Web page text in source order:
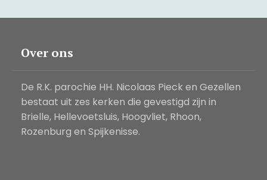
Over ons
De R.K. parochie HH. Nicolaas Pieck en Gezellen
bestaat uit zes kerken die gevestigd zijn in
Brielle, Hellevoetsluis, Hoogvliet, Rhoon,
Rozenburg en Spijkenisse.